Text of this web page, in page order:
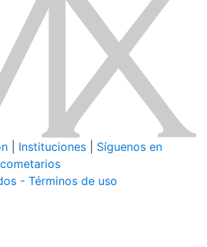
Instituciones
Síguenos en
- Términos de uso